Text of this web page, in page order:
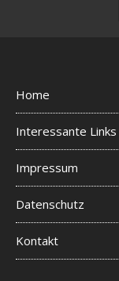
Home
Interessante Links
Impressum
Datenschutz
Kontakt